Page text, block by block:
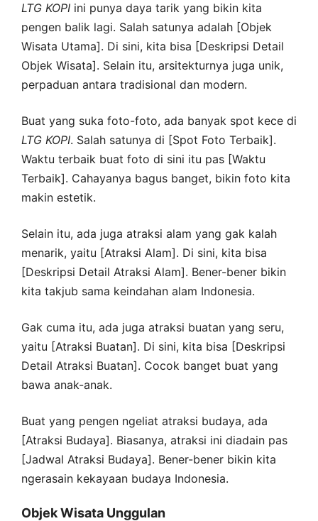
LTG KOPI ini punya daya tarik yang bikin kita
pengen balik lagi. Salah satunya adalah [Objek
Wisata Utama]. Di sini, kita bisa [Deskripsi Detail
Objek Wisata]. Selain itu, arsitekturnya juga unik,
perpaduan antara tradisional dan modern.
Buat yang suka foto-foto, ada banyak spot kece di
LTG KOPI. Salah satunya di [Spot Foto Terbaik].
Waktu terbaik buat foto di sini itu pas [Waktu
Terbaik]. Cahayanya bagus banget, bikin foto kita
makin estetik.
Selain itu, ada juga atraksi alam yang gak kalah
menarik, yaitu [Atraksi Alam]. Di sini, kita bisa
[Deskripsi Detail Atraksi Alam]. Bener-bener bikin
kita takjub sama keindahan alam Indonesia.
Gak cuma itu, ada juga atraksi buatan yang seru,
yaitu [Atraksi Buatan]. Di sini, kita bisa [Deskripsi
Detail Atraksi Buatan]. Cocok banget buat yang
bawa anak-anak.
Buat yang pengen ngeliat atraksi budaya, ada
[Atraksi Budaya]. Biasanya, atraksi ini diadain pas
[Jadwal Atraksi Budaya]. Bener-bener bikin kita
ngerasain kekayaan budaya Indonesia.
Objek Wisata Unggulan